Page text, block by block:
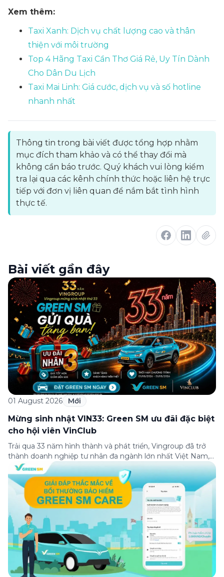
Xem thêm:
Taxi Xanh: Dịch vụ chất lượng cao và thân
thiện với môi trường
Top 4 Hãng Taxi Cần Thơ Giá Rẻ, Uy Tín Dành
Cho Dân Du Lịch
Taxi Mai Linh: Giá cước, dịch vụ và số hotline
nhanh nhất
Thông tin trong bài viết được tổng hợp nhằm
mục đích tham khảo và có thể thay đổi mà
không cần báo trước. Quý khách vui lòng kiểm
tra lại qua các kênh chính thức hoặc liên hệ trực
tiếp với đơn vị liên quan để nắm bắt tình hình
thực tế.
Bài viết gần đây
01 August 2026 Mới
Mừng sinh nhật VIN33: Green SM ưu đãi đặc biệt
cho hội viên VinClub
Trải qua 33 năm hình thành và phát triển, Vingroup đã trở
thành doanh nghiệp tư nhân đa ngành lớn nhất Việt Nam,
lọt Top 30 doanh nghiệp lớn nhất Đông Nam Á theo bảng
xếp hạng của Tạp chí Fortune (Mỹ). Nhân kỷ niệm 33 năm
thành lập (8/8/1993 đến 8/8/2026), Green SM trân […]